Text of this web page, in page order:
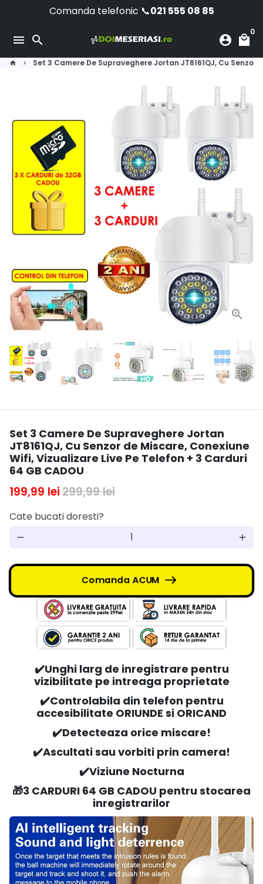
content
Comanda telefonic 📞021 555 08 85
menu search account_circle local_mall
0
home keyboard_arrow_right Set 3 Camere De Supraveghere Jortan JT8161QJ, Cu
Set 3 Camere De Supraveghere Jortan
JT8161QJ, Cu Senzor de Miscare, Conexiune
Wifi, Vizualizare Live Pe Telefon + 3 Carduri
64 GB CADOU
199,99 lei299,99 lei
Cate bucati doresti?
remove add
Comanda ACUM
✔️Unghi larg de inregistrare pentru
vizibilitate pe intreaga proprietate
✔️Controlabila din telefon pentru
accesibilitate ORIUNDE si ORICAND
✔️Detecteaza orice miscare!
✔️Ascultati sau vorbiti prin camera!
✔️Viziune Nocturna
🎁3 CARDURI 64 GB CADOU pentru stocarea
inregistrarilor